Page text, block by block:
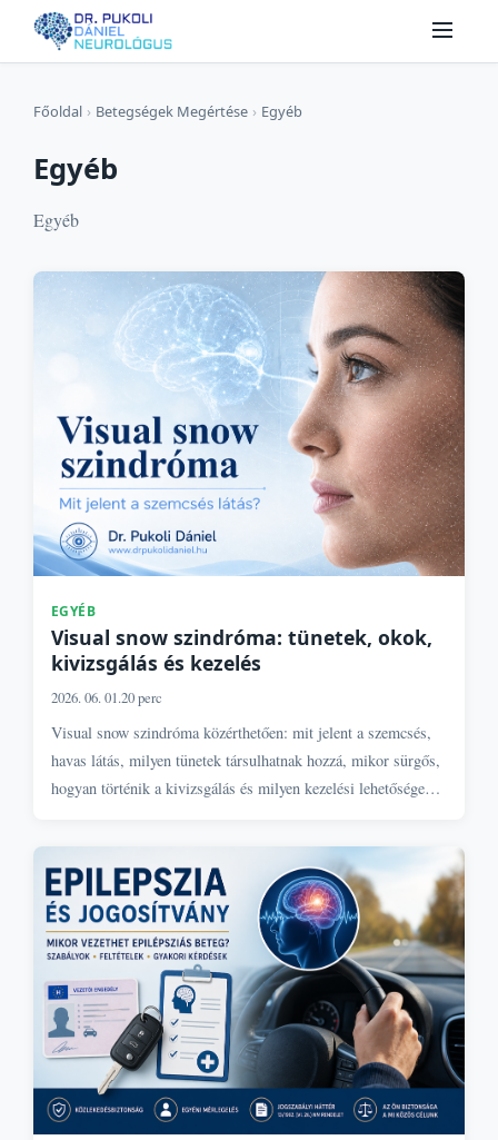
Főoldal › Betegségek Megértése › Egyéb
Egyéb
Egyéb
EGYÉB
Visual snow szindróma: tünetek, okok,
kivizsgálás és kezelés
2026. 06. 01.20 perc
Visual snow szindróma közérthetően: mit jelent a szemcsés,
havas látás, milyen tünetek társulhatnak hozzá, mikor sürgős,
hogyan történik a kivizsgálás és milyen kezelési lehetőségek